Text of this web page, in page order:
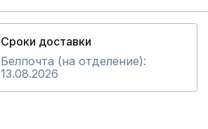
Сроки доставки
Белпочта (на отделение):
13.08.2026